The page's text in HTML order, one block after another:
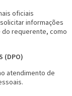
oficiais
informações
requerente, como
(DPO)
atendimento de